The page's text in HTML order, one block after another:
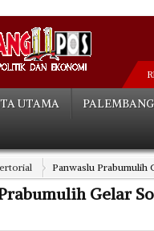
UTAMA PALEMBANG
Panwaslu Prabumulih
Gelar